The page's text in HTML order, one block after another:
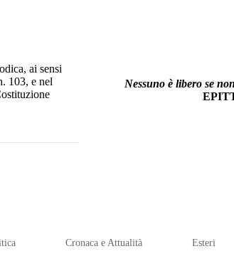
ai sensi
103, e nel
Nessuno è libero se
Cronaca e Attualità Esteri